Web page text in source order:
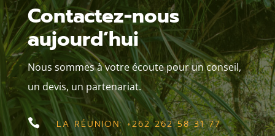
Contactez-nous
aujourd’hui
Nous sommes à votre écoute pour un conseil,
un devis, un partenariat.
 LA RÉUNION: +262 262 58 31 77